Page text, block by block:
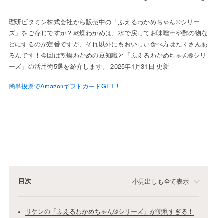
理研ビタミン株式会社から販売中の「ふえるわかめちゃん®シリー
ズ」をご存じですか？乾燥わかめは、水で戻してお味噌汁や酢の物な
どにするのが定番ですが、それ以外にもおいしい食べ方はたくさんあ
るんです！今回は乾燥わかめの豆知識と「ふえるわかめちゃん®シリ
ーズ」の活用術5選を紹介します。 2025年1月31日 更新
簡単投票でAmazonギフトカードGET！
目次 小見出しも全て表示
リケンの「ふえるわかめちゃん®シリーズ」が便利すぎる！